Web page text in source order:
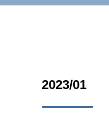
2023/01